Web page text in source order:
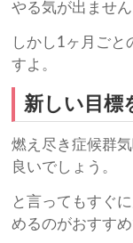
やる気が出ません
しかし1ヶ月ごと
すよ。
新しい目標
燃え尽き症候群
良いでしょう。
と言ってもすぐ
めるのがおすすめ